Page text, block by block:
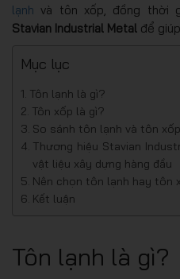
lạnh và tôn xốp, đồng thời
Stavian Industrial Metal để
Mục lục
Tôn lạnh là gì?
Tôn xốp là gì?
So sánh tôn lạnh và tôn xốp
Thương hiệu Stavian
vật liệu xây dựng hàng đầu
Nên chọn tôn lạnh hay tôn
Kết luận
Tôn lạnh là gì?